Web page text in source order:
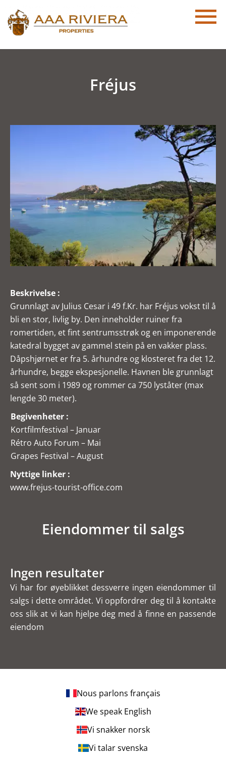
Fréjus
Beskrivelse :
Grunnlagt av Julius Cesar i 49 f.Kr. har Fréjus vokst til å
bli en stor, livlig by. Den inneholder ruiner fra
romertiden, et fint sentrumsstrøk og en imponerende
katedral bygget av gammel stein på en vakker plass.
Dåpshjørnet er fra 5. århundre og klosteret fra det 12.
århundre, begge ekspesjonelle. Havnen ble grunnlagt
så sent som i 1989 og rommer ca 750 lyståter (max
lengde 30 meter).
Begivenheter :
Kortfilmfestival – Januar
Rétro Auto Forum – Mai
Grapes Festival – August
Nyttige linker :
www.frejus-tourist-office.com
Eiendommer til salgs
Ingen resultater
Vi har for øyeblikket dessverre ingen eiendommer til
salgs i dette området. Vi oppfordrer deg til å kontakte
oss slik at vi kan hjelpe deg med å finne en passende
eiendom
Nous parlons français
We speak English
Vi snakker norsk
Vi talar svenska